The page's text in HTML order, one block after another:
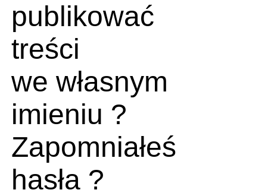
publikować
treści
we własnym
imieniu ?
Zapomniałeś
hasła ?